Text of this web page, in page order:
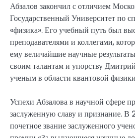
Абзалов закончил с отличием
Государственный Университет по
«физика». Его учебный путь был
преподавателями и коллегами,
ему величайшие научные
своим талантам и упорству
ученым в области квантовой
Успехи Абзалова в научной сфере
заслуженную славу и признание. В
почетное звание заслуженного